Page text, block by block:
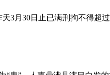
3月30日止已满刑拘不得